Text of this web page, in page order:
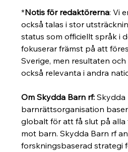
*Notis för redaktörerna: Vi
också talas i stor
status som officiellt språk i
fokuserar främst på att
Sverige, men resultaten
också relevanta i andra
Om Skydda Barn rf: Skydda
barnrättsorganisation
globalt för att få slut på alla
mot barn. Skydda Barn rf
forskningsbaserad strategi